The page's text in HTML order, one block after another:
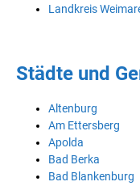
Landkreis
Städte und
Altenburg
Am Ettersberg
Apolda
Bad Berka
Bad Blankenburg